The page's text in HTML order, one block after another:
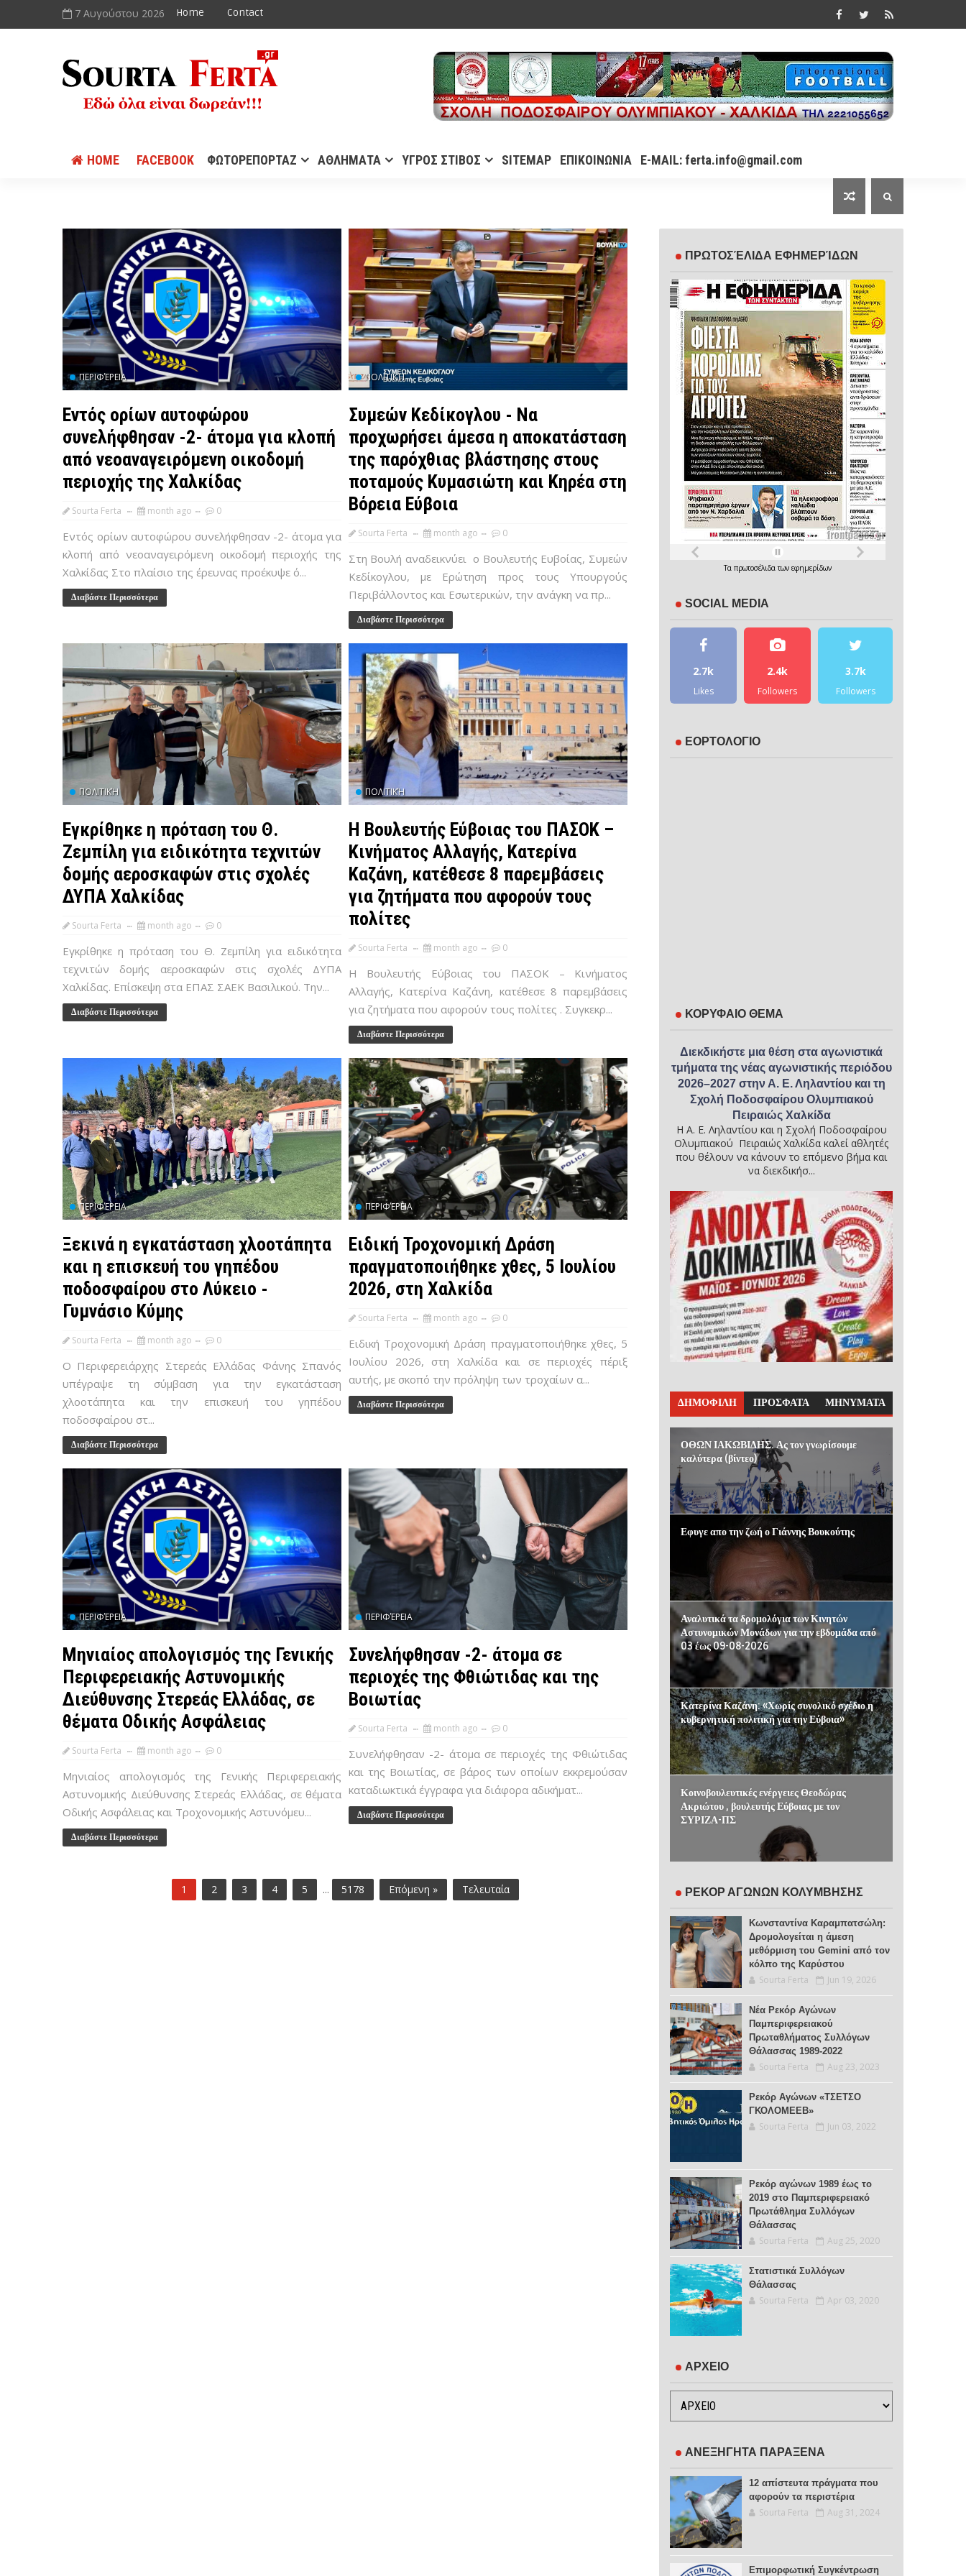
7 Αυγούστου 2026 Home Contact
HOME FACEBOOK ΦΩΤΟΡΕΠΟΡΤΑΖ ΑΘΛΗΜΑΤΑ ΥΓΡΟΣ ΣΤΙΒΟΣ SITEMAP ΕΠΙΚΟΙΝΩΝΙΑ E-MAIL: ferta.info@gmail.com
ΠΕΡΙΦΈΡΕΙΑ
Εντός ορίων αυτοφώρου
συνελήφθησαν -2- άτομα για κλοπή
από νεοαναγειρόμενη οικοδομή
περιοχής της Χαλκίδας
Sourta Ferta month ago 0
Εντός ορίων αυτοφώρου συνελήφθησαν -2- άτομα για
κλοπή από νεοαναγειρόμενη οικοδομή περιοχής της
Χαλκίδας Στο πλαίσιο της έρευνας προέκυψε ό...
Διαβάστε Περισσότερα
ΠΟΛΙΤΙΚΉ
Συμεών Κεδίκογλου - Να
προχωρήσει άμεσα η αποκατάσταση
της παρόχθιας βλάστησης στους
ποταμούς Κυμασιώτη και Κηρέα στη
Βόρεια Εύβοια
Sourta Ferta month ago 0
Στη Βουλή αναδεικνύει ο Bουλευτής Ευβοίας, Συμεών
Κεδίκογλου, με Ερώτηση προς τους Υπουργούς
Περιβάλλοντος και Εσωτερικών, την ανάγκη να πρ...
Διαβάστε Περισσότερα
ΠΟΛΙΤΙΚΉ
Εγκρίθηκε η πρόταση του Θ.
Ζεμπίλη για ειδικότητα τεχνιτών
δομής αεροσκαφών στις σχολές
ΔΥΠΑ Χαλκίδας
Sourta Ferta month ago 0
Εγκρίθηκε η πρόταση του Θ. Ζεμπίλη για ειδικότητα
τεχνιτών δομής αεροσκαφών στις σχολές ΔΥΠΑ
Χαλκίδας. Επίσκεψη στα ΕΠΑΣ ΣΑΕΚ Βασιλικού. Την...
Διαβάστε Περισσότερα
ΠΟΛΙΤΙΚΉ
Η Βουλευτής Εύβοιας του ΠΑΣΟΚ –
Κινήματος Αλλαγής, Κατερίνα
Καζάνη, κατέθεσε 8 παρεμβάσεις
για ζητήματα που αφορούν τους
πολίτες
Sourta Ferta month ago 0
Η Βουλευτής Εύβοιας του ΠΑΣΟΚ – Κινήματος
Αλλαγής, Κατερίνα Καζάνη, κατέθεσε 8 παρεμβάσεις
για ζητήματα που αφορούν τους πολίτες . Συγκεκρ...
Διαβάστε Περισσότερα
ΠΕΡΙΦΈΡΕΙΑ
Ξεκινά η εγκατάσταση χλοοτάπητα
και η επισκευή του γηπέδου
ποδοσφαίρου στο Λύκειο -
Γυμνάσιο Κύμης
Sourta Ferta month ago 0
Ο Περιφερειάρχης Στερεάς Ελλάδας Φάνης Σπανός
υπέγραψε τη σύμβαση για την εγκατάσταση
χλοοτάπητα και την επισκευή του γηπέδου
ποδοσφαίρου στ...
Διαβάστε Περισσότερα
ΠΕΡΙΦΈΡΕΙΑ
Ειδική Τροχονομική Δράση
πραγματοποιήθηκε χθες, 5 Ιουλίου
2026, στη Χαλκίδα
Sourta Ferta month ago 0
Ειδική Τροχονομική Δράση πραγματοποιήθηκε χθες, 5
Ιουλίου 2026, στη Χαλκίδα και σε περιοχές πέριξ
αυτής, με σκοπό την πρόληψη των τροχαίων α...
Διαβάστε Περισσότερα
ΠΕΡΙΦΈΡΕΙΑ
Μηνιαίος απολογισμός της Γενικής
Περιφερειακής Αστυνομικής
Διεύθυνσης Στερεάς Ελλάδας, σε
θέματα Οδικής Ασφάλειας
Sourta Ferta month ago 0
Μηνιαίος απολογισμός της Γενικής Περιφερειακής
Αστυνομικής Διεύθυνσης Στερεάς Ελλάδας, σε θέματα
Οδικής Ασφάλειας και Τροχονομικής Αστυνόμευ...
Διαβάστε Περισσότερα
ΠΕΡΙΦΈΡΕΙΑ
Συνελήφθησαν -2- άτομα σε
περιοχές της Φθιώτιδας και της
Βοιωτίας
Sourta Ferta month ago 0
Συνελήφθησαν -2- άτομα σε περιοχές της Φθιώτιδας
και της Βοιωτίας, σε βάρος των οποίων εκκρεμούσαν
καταδιωκτικά έγγραφα για διάφορα αδικήματ...
Διαβάστε Περισσότερα
1 2 3 4 5 ... 5178 Επόμενη » Τελευταία
ΠΡΩΤΟΣΈΛΙΔΑ ΕΦΗΜΕΡΊΔΩΝ
Τα πρωτοσέλιδατων εφημερίδων
SOCIAL MEDIA
2.7k
Likes
2.4k
Followers
3.7k
Followers
ΕΟΡΤΟΛΟΓΙΟ
ΚΟΡΥΦΑΙΟ ΘΕΜΑ
Διεκδικήστε μια θέση στα αγωνιστικά
τμήματα της νέας αγωνιστικής περιόδου
2026–2027 στην Α. Ε. Ληλαντίου και τη
Σχολή Ποδοσφαίρου Ολυμπιακού
Πειραιώς Χαλκίδα
Η Α. Ε. Ληλαντίου και η Σχολή Ποδοσφαίρου
Ολυμπιακού Πειραιώς Χαλκίδα καλεί αθλητές
που θέλουν να κάνουν το επόμενο βήμα και
να διεκδικήσ...
ΔΗΜΟΦΙΛΗ ΠΡΟΣΦΑΤΑ ΜΗΝΥΜΑΤΑ
ΟΘΩΝ ΙΑΚΩΒΙΔΗΣ. Ας τον γνωρίσουμε
καλύτερα (βίντεο)
Εφυγε απο την ζωή ο Γιάννης Βουκούτης
Αναλυτικά τα δρομολόγια των Κινητών
Αστυνομικών Μονάδων για την εβδομάδα από
03 έως 09-08-2026
Κατερίνα Καζάνη: «Χωρίς συνολικό σχέδιο η
κυβερνητική πολιτική για την Εύβοια»
Κοινοβουλευτικές ενέργειες Θεοδώρας
Ακριώτου , βουλευτής Εύβοιας με τον
ΣΥΡΙΖΑ-ΠΣ
ΡΕΚΟΡ ΑΓΩΝΩΝ ΚΟΛΥΜΒΗΣΗΣ
Κωνσταντίνα Καραμπατσώλη:
Δρομολογείται η άμεση
μεθόρμιση του Gemini από τον
κόλπο της Καρύστου
Sourta Ferta Jun 19, 2026
Νέα Ρεκόρ Αγώνων
Παμπεριφερειακού
Πρωταθλήματος Συλλόγων
Θάλασσας 1989-2022
Sourta Ferta Aug 23, 2023
Ρεκόρ Αγώνων «ΤΣΕΤΣΟ
ΓΚΟΛΟΜΕΕΒ»
Sourta Ferta Jun 03, 2022
Ρεκόρ αγώνων 1989 έως το
2019 στο Παμπεριφερειακό
Πρωτάθλημα Συλλόγων
Θάλασσας
Sourta Ferta Aug 25, 2020
Στατιστικά Συλλόγων
Θάλασσας
Sourta Ferta Apr 03, 2020
ΑΡΧΕΙΟ
ΑΝΕΞΗΓΗΤΑ ΠΑΡΑΞΕΝΑ
12 απίστευτα πράγματα που
αφορούν τα περιστέρια
Sourta Ferta Aug 31, 2024
Επιμορφωτική Συγκέντρωση